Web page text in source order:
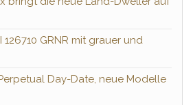
126710 GRNR mit grauer und
Day-Date, neue Modelle